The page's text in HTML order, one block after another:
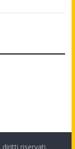
diritti riservati.